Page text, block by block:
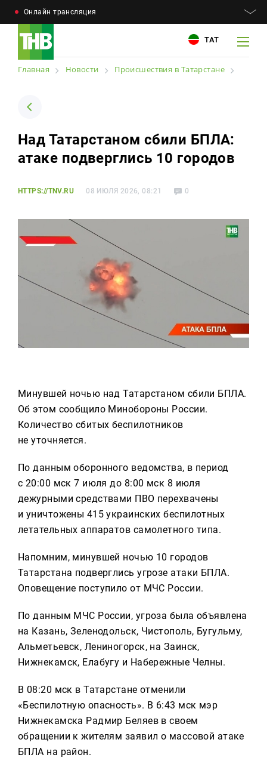
Онлайн трансляция
ТАТ
Новости
Телепрограмма
Магазин
О компании
Для связи
reception@tnvtv.ru
Главная Новости Происшествия в Татарстане
Над Татарстаном сбили БПЛА:
атаке подверглись 10 городов
HTTPS://TNV.RU 08 ИЮЛЯ 2026, 08:21 0
Минувшей ночью над Татарстаном сбили БПЛА.
Об этом сообщило Минобороны России.
Количество сбитых беспилотников
не уточняется.
По данным оборонного ведомства, в период
с 20:00 мск 7 июля до 8:00 мск 8 июля
дежурными средствами ПВО перехвачены
и уничтожены 415 украинских беспилотных
летательных аппаратов самолетного типа.
Напомним, минувшей ночью 10 городов
Татарстана подверглись угрозе атаки БПЛА.
Оповещение поступило от МЧС России.
По данным МЧС России, угроза была объявлена
на Казань, Зеленодольск, Чистополь, Бугульму,
Альметьевск, Лениногорск, на Заинск,
Нижнекамск, Елабугу и Набережные Челны.
В 08:20 мск в Татарстане отменили
«Беспилотную опасность». В 6:43 мск мэр
Нижнекамска Радмир Беляев в своем
обращении к жителям заявил о массовой атаке
БПЛА на район.